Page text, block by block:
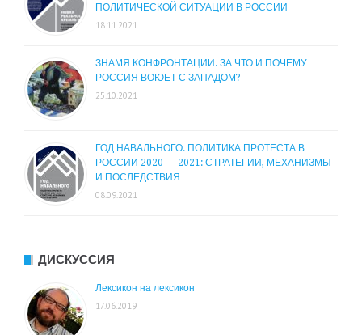
ПОЛИТИЧЕСКОЙ СИТУАЦИИ В РОССИИ
18.11.2021
ЗНАМЯ КОНФРОНТАЦИИ. ЗА ЧТО И ПОЧЕМУ
РОССИЯ ВОЮЕТ С ЗАПАДОМ?
25.10.2021
ГОД НАВАЛЬНОГО. ПОЛИТИКА ПРОТЕСТА В
РОССИИ 2020 — 2021: СТРАТЕГИИ, МЕХАНИЗМЫ
И ПОСЛЕДСТВИЯ
08.09.2021
ДИСКУССИЯ
Лексикон на лексикон
17.06.2019